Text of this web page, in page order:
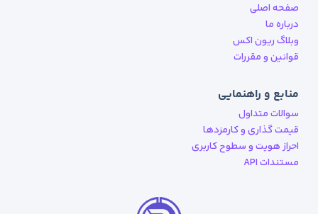
صفحه اصلی
درباره ما
وبلاگ ریون اکس
قوانین و مقررات
منابع و راهنمایی
سوالات متداول
قیمت گذاری و کارمزدها
احراز هویت و سطوح کاربری
مستندات API